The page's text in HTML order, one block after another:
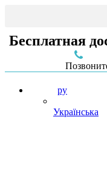
Бесплатная
ру
Українська